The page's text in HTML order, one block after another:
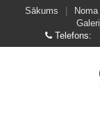
Sākums Noma
Telefons: